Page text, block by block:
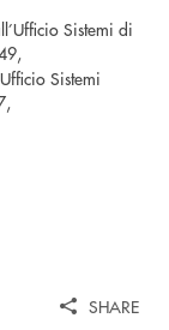
Sistemi di
Sistemi
SHARE